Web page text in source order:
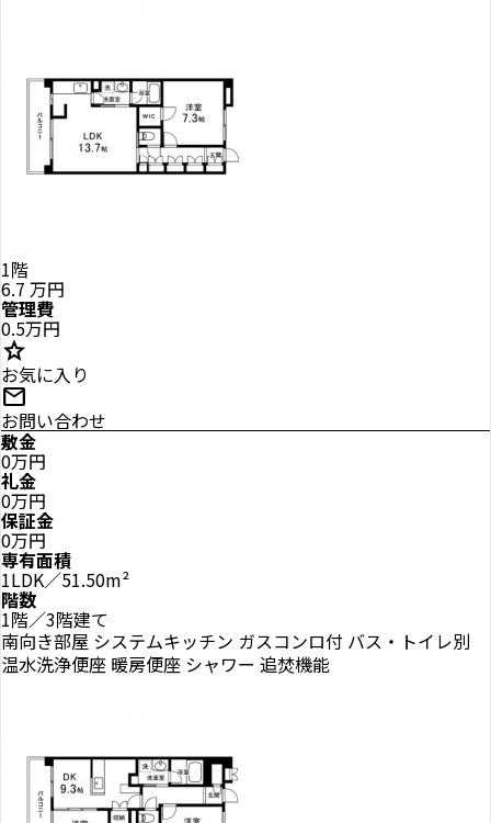
1階
6.7 万円
管理費
0.5万円
star
お気に入り
mail
お問い合わせ
敷金
0万円
礼金
0万円
保証金
0万円
専有面積
1LDK／51.50m²
階数
1階／3階建て
南向き部屋 システムキッチン ガスコンロ付 バス・トイレ別
温水洗浄便座 暖房便座 シャワー 追焚機能